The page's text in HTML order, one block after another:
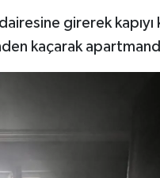
girerek kapıyı
kaçarak